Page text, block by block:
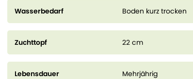
Wasserbedarf Boden kurz trocken
Zuchttopf 22 cm
Lebensdauer Mehrjährig